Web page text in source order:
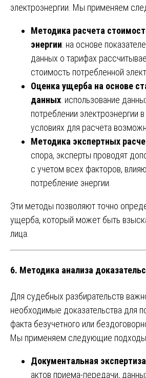
электроэнергии. Мы применяем
Методика расчета
энергии: на основе
данных о тарифах
стоимость потребленной
Оценка ущерба на основе
данных: использование
потреблении электроэнергии
условиях для расчета
Методика экспертных
спора, эксперты проводят
с учетом всех факторов,
потребление энергии.
Эти методы позволяют точно
ущерба, который может быть
лица.
6. Методика анализа
Для судебных разбирательств
необходимые доказательства для
факта безучетного или
Мы применяем следующие
Документальная экспертиза
актов приема-передачи,